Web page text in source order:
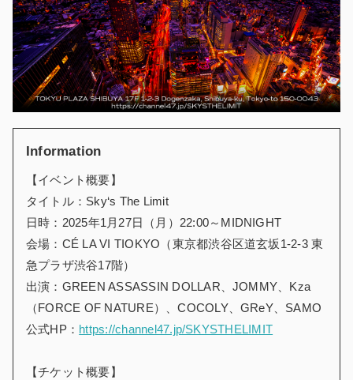
Information
【イベント概要】
タイトル：Sky‘s The Limit
日時：2025年1月27日（月）22:00～MIDNIGHT
会場：CÉ LA VI TIOKYO（東京都渋谷区道玄坂1-2-3 東
急プラザ渋谷17階）
出演：GREEN ASSASSIN DOLLAR、JOMMY、Kza
（FORCE OF NATURE）、COCOLY、GReY、SAMO
公式HP： https://channel47.jp/SKYSTHELIMIT
【チケット概要】